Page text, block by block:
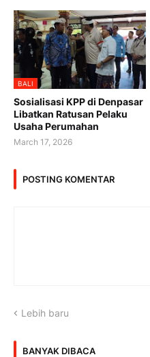
BALI
Sosialisasi KPP di Denpasar
Libatkan Ratusan Pelaku
Usaha Perumahan
March 17, 2026
POSTING KOMENTAR
Lebih baru
BANYAK DIBACA